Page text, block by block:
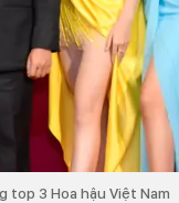
top 3 Hoa hậu Việt Nam